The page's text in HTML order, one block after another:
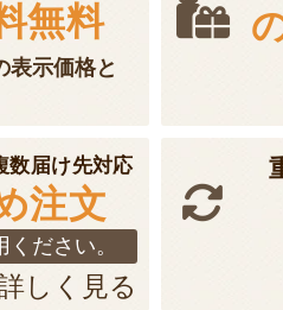
無料
表示価格と
数届け先対応
注文
ださい。
しく見る